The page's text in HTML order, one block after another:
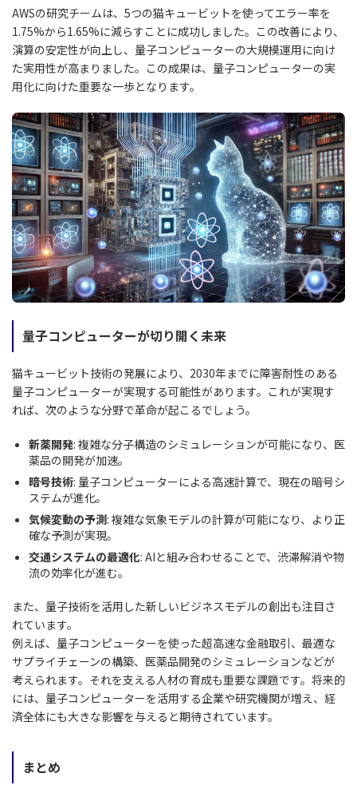
AWSの研究チームは、5つの猫キュービットを使ってエラー率を
1.75%から1.65%に減らすことに成功しました。この改善により、
演算の安定性が向上し、量子コンピューターの大規模運用に向け
た実用性が高まりました。この成果は、量子コンピューターの実
用化に向けた重要な一歩となります。
量子コンピューターが切り開く未来
猫キュービット技術の発展により、2030年までに障害耐性のある
量子コンピューターが実現する可能性があります。これが実現す
れば、次のような分野で革命が起こるでしょう。
新薬開発: 複雑な分子構造のシミュレーションが可能になり、医
薬品の開発が加速。
暗号技術: 量子コンピューターによる高速計算で、現在の暗号シ
ステムが進化。
気候変動の予測: 複雑な気象モデルの計算が可能になり、より正
確な予測が実現。
交通システムの最適化: AIと組み合わせることで、渋滞解消や物
流の効率化が進む。
また、量子技術を活用した新しいビジネスモデルの創出も注目さ
れています。
例えば、量子コンピューターを使った超高速な金融取引、最適な
サプライチェーンの構築、医薬品開発のシミュレーションなどが
考えられます。それを支える人材の育成も重要な課題です。将来的
には、量子コンピューターを活用する企業や研究機関が増え、経
済全体にも大きな影響を与えると期待されています。
まとめ